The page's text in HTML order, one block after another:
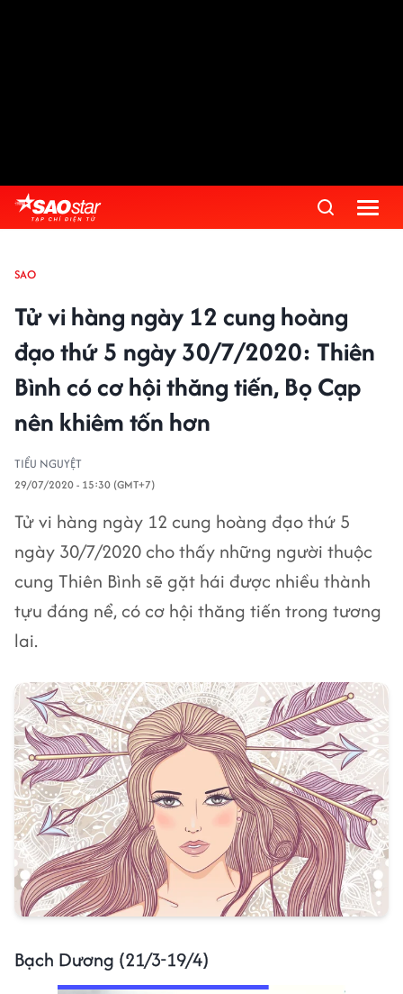
SAO
Tử vi hàng ngày 12 cung hoàng
đạo thứ 5 ngày 30/7/2020: Thiên
Bình có cơ hội thăng tiến, Bọ Cạp
nên khiêm tốn hơn
TIỂU NGUYỆT
29/07/2020 - 15:30 (GMT+7)
Tử vi hàng ngày 12 cung hoàng đạo thứ 5
ngày 30/7/2020 cho thấy những người thuộc
cung Thiên Bình sẽ gặt hái được nhiều thành
tựu đáng nể, có cơ hội thăng tiến trong tương
lai.
Bạch Dương (21/3-19/4)